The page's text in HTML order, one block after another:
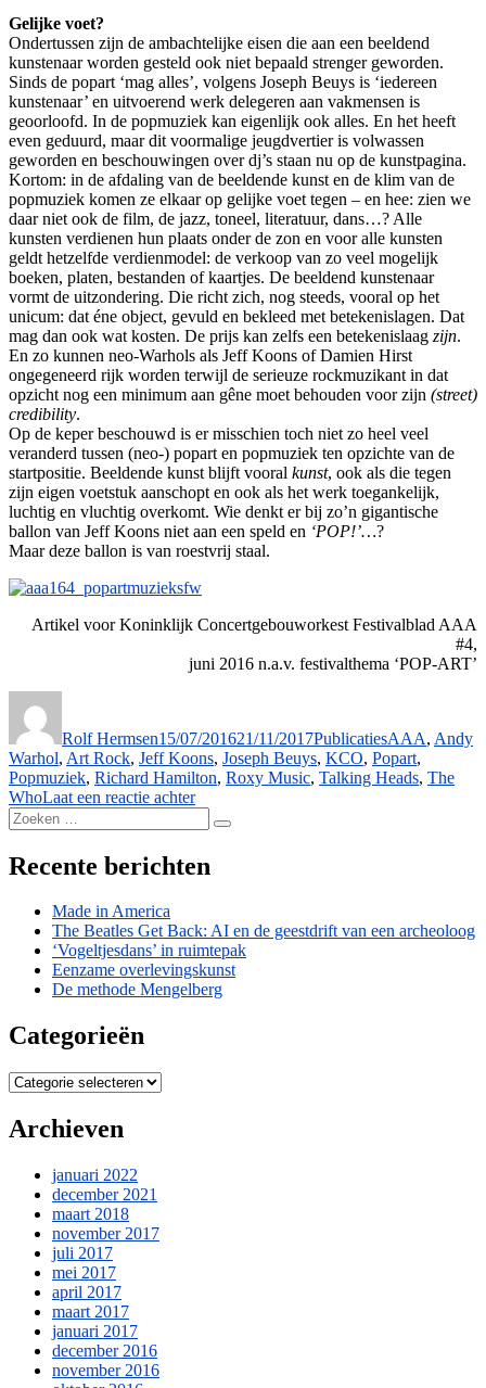
Gelijke voet?
Ondertussen zijn de ambachtelijke eisen die aan een beeldend
kunstenaar worden gesteld ook niet bepaald strenger geworden.
Sinds de popart ‘mag alles’, volgens Joseph Beuys is ‘iedereen
kunstenaar’ en uitvoerend werk delegeren aan vakmensen is
geoorloofd. In de popmuziek kan eigenlijk ook alles. En het heeft
even geduurd, maar dit voormalige jeugdvertier is volwassen
geworden en beschouwingen over dj’s staan nu op de kunstpagina.
Kortom: in de afdaling van de beeldende kunst en de klim van de
popmuziek komen ze elkaar op gelijke voet tegen – en hee: zien we
daar niet ook de film, de jazz, toneel, literatuur, dans…? Alle
kunsten verdienen hun plaats onder de zon en voor alle kunsten
geldt hetzelfde verdienmodel: de verkoop van zo veel mogelijk
boeken, platen, bestanden of kaartjes. De beeldend kunstenaar
vormt de uitzondering. Die richt zich, nog steeds, vooral op het
unicum: dat éne object, gevuld en bekleed met betekenislagen. Dat
mag dan ook wat kosten. De prijs kan zelfs een betekenislaag zijn.
En zo kunnen neo-Warhols als Jeff Koons of Damien Hirst
ongegeneerd rijk worden terwijl de serieuze rockmuzikant in dat
opzicht nog een minimum aan gêne moet behouden voor zijn (street)
credibility.
Op de keper beschouwd is er misschien toch niet zo heel veel
veranderd tussen (neo-) popart en popmuziek ten opzichte van de
startpositie. Beeldende kunst blijft vooral kunst, ook als die tegen
zijn eigen voetstuk aanschopt en ook als het werk toegankelijk,
luchtig en vluchtig overkomt. Wie denkt er bij zo’n gigantische
ballon van Jeff Koons niet aan een speld en ‘POP!’…?
Maar deze ballon is van roestvrij staal.
Artikel voor Koninklijk Concertgebouworkest Festivalblad AAA
#4,
juni 2016 n.a.v. festivalthema ‘POP-ART’
Rolf Hermsen15/07/201621/11/2017PublicatiesAAA, Andy
Warhol, Art Rock, Jeff Koons, Joseph Beuys, KCO, Popart,
Popmuziek, Richard Hamilton, Roxy Music, Talking Heads, The
WhoLaat een reactie achterop
mag
iedereen
Zoeken
naar:
Zoeken
Recente berichten
Made in America
The Beatles Get Back: AI en de geestdrift van een archeoloog
‘Vogeltjesdans’ in ruimtepak
Eenzame overlevingskunst
De methode Mengelberg
Categorieën
Categorieën
Archieven
januari 2022
december 2021
maart 2018
november 2017
juli 2017
mei 2017
april 2017
maart 2017
januari 2017
december 2016
november 2016